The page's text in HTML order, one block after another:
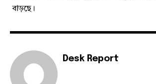
বাড়ছে।
Desk Report